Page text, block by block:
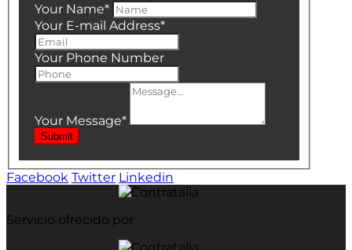
Your Name*
Your E-mail Address*
Your Phone Number
Your Message*
Submit
Facebook Twitter Linkedin
Servicio ofrecido por